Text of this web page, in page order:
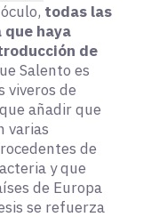
todas las
haya
de
Salento es
viveros de
añadir que
varias
de
y que
de Europa
se refuerza